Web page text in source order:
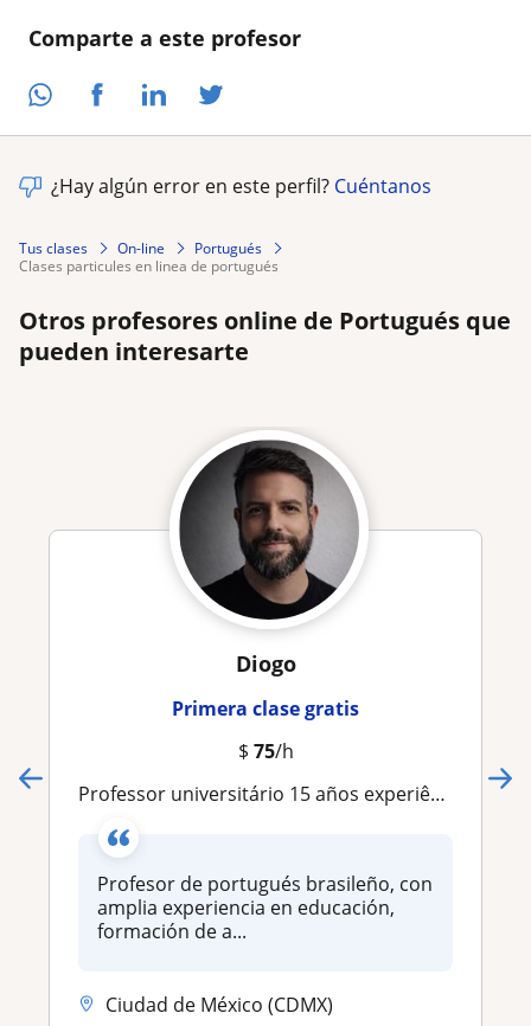
Comparte a este profesor
¿Hay algún error en este perfil? Cuéntanos
Tus clases On-line
Portugués
clases particules en linea de portugués
Otros profesores online de Portugués que
pueden interesarte
Diogo
Primera clase gratis
$ 75/h
Professor universitário 15 años experiência Portugués Brasileiro
Profesor de portugués brasileño, con
amplia experiencia en educación,
formación de a...
Ciudad de México (CDMX)